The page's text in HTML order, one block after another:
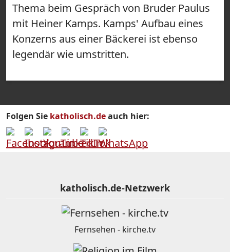
Thema beim Gespräch von Bruder Paulus
mit Heiner Kamps. Kamps' Aufbau eines
Konzerns aus einer Bäckerei ist ebenso
legendär wie umstritten.
Folgen Sie katholisch.deauch hier:
katholisch.de-Netzwerk
Fernsehen - kirche.tv